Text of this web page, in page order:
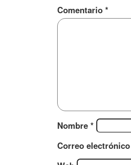
Comentario *
Nombre *
Correo electrónico